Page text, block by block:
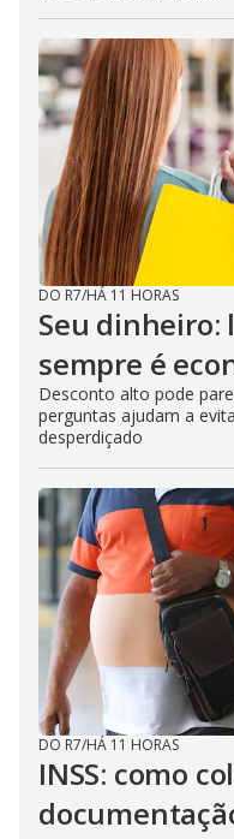
DO R7/HÁ 11 HORAS
Seu dinheiro:
sempre é
Desconto alto pode
perguntas ajudam a
desperdiçado
DO R7/HÁ 11 HORAS
INSS: como